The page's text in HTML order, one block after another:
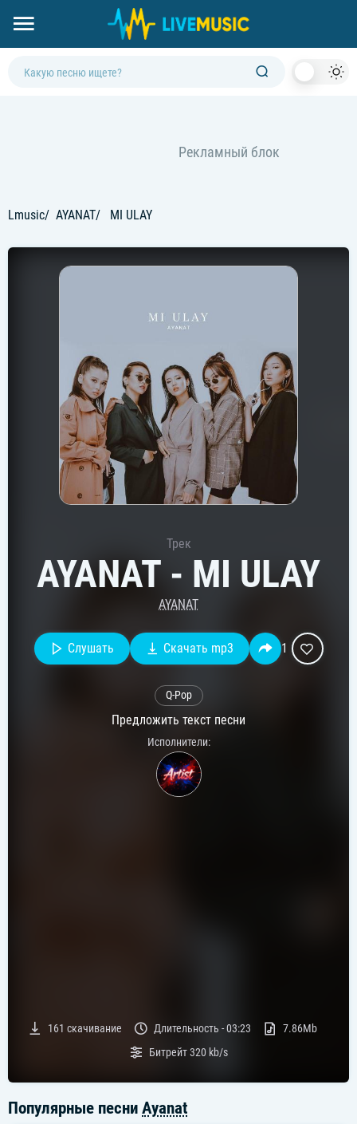
Lmusic AYANAT MI ULAY
Трек
AYANAT - MI ULAY
AYANAT
Слушать Скачать mp3 1
Q-Pop
Предложить текст песни
Исполнители:
161 скачивание Длительность -03:23
7.86Mb
Битрейт320 kb/s
Популярные песни Ayanat